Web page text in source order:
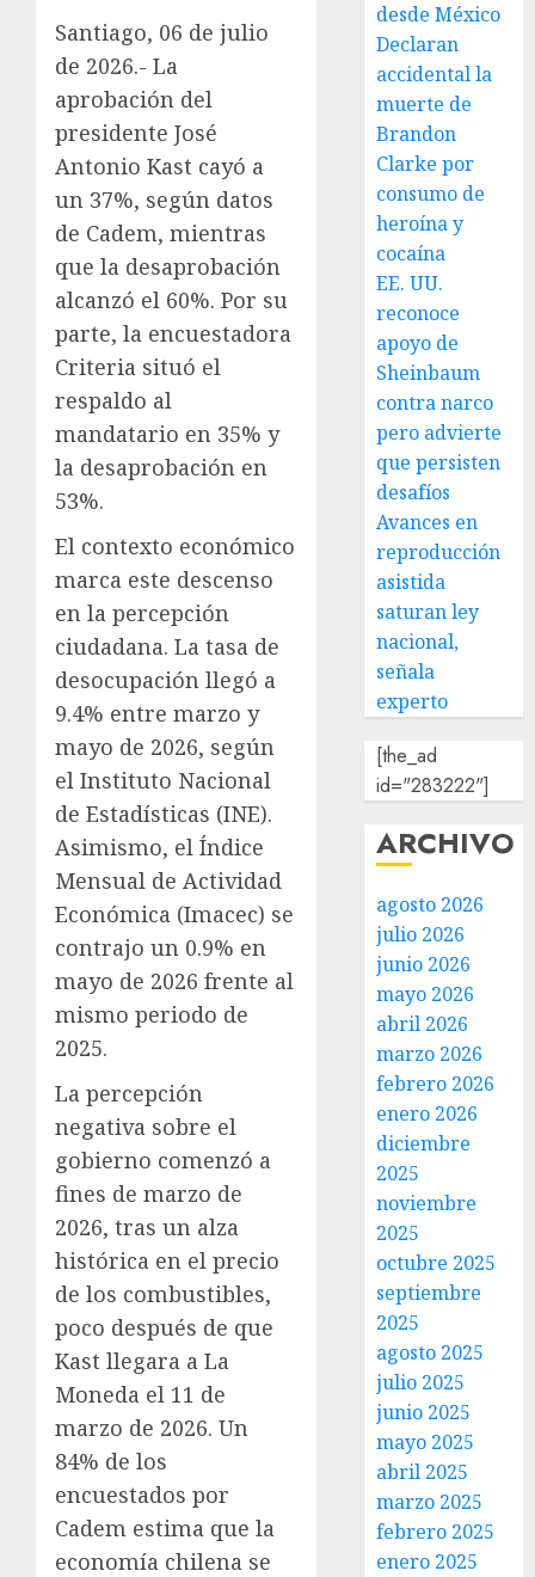
Santiago, 06 de julio
de 2026.- La
aprobación del
presidente José
Antonio Kast cayó a
un 37%, según datos
de Cadem, mientras
que la desaprobación
alcanzó el 60%. Por su
parte, la encuestadora
Criteria situó el
respaldo al
mandatario en 35% y
la desaprobación en
53%.
El contexto económico
marca este descenso
en la percepción
ciudadana. La tasa de
desocupación llegó a
9.4% entre marzo y
mayo de 2026, según
el Instituto Nacional
de Estadísticas (INE).
Asimismo, el Índice
Mensual de Actividad
Económica (Imacec) se
contrajo un 0.9% en
mayo de 2026 frente al
mismo periodo de
2025.
La percepción
negativa sobre el
gobierno comenzó a
fines de marzo de
2026, tras un alza
histórica en el precio
de los combustibles,
poco después de que
Kast llegara a La
Moneda el 11 de
marzo de 2026. Un
84% de los
encuestados por
Cadem estima que la
economía chilena se
desde México
Declaran
accidental la
muerte de
Brandon
Clarke por
consumo de
heroína y
cocaína
EE. UU.
reconoce
apoyo de
Sheinbaum
contra narco
pero advierte
que persisten
desafíos
Avances en
reproducción
asistida
saturan ley
nacional,
señala
experto
[the_ad
id="283222"]
ARCHIVO
agosto 2026
julio 2026
junio 2026
mayo 2026
abril 2026
marzo 2026
febrero 2026
enero 2026
diciembre
2025
noviembre
2025
octubre 2025
septiembre
2025
agosto 2025
julio 2025
junio 2025
mayo 2025
abril 2025
marzo 2025
febrero 2025
enero 2025